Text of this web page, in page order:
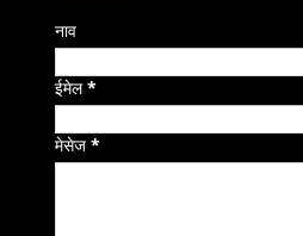
नाव
ईमेल*
मेसेज*